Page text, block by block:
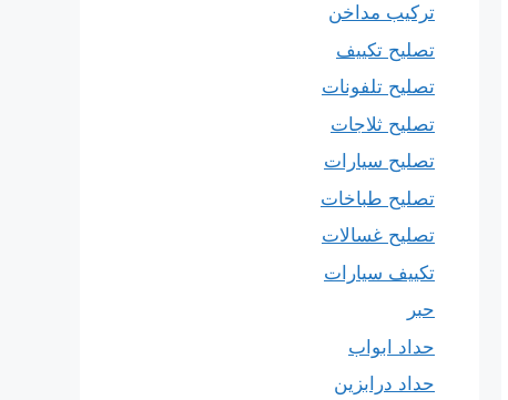
تركيب مداخن
تصليح تكييف
تصليح تلفونات
تصليح ثلاجات
تصليح سيارات
تصليح طباخات
تصليح غسالات
تكييف سيارات
حبر
حداد ابواب
حداد درابزين